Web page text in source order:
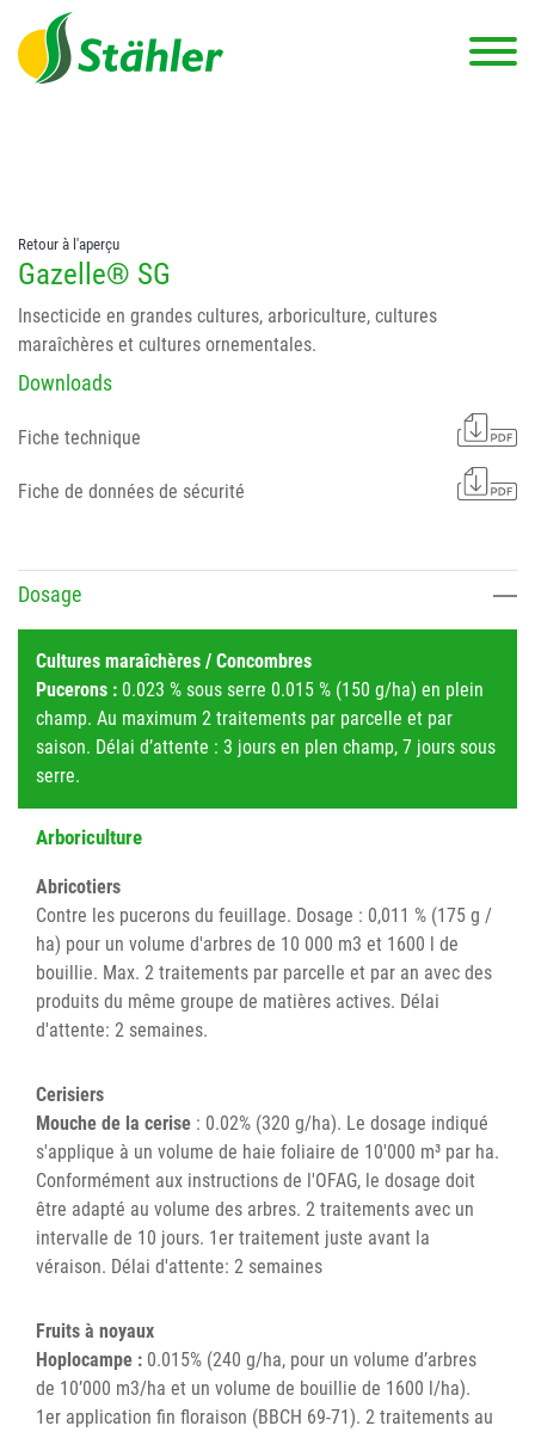
string(78) "Test 12 {FONT:12} // Dosierungen: test 123 dfasdf
asdfW134 245 34" string(62) "Test 12 {FONT:12} Dosierungen: test
123 dfasdf asdfW134 245 34"
Retour à l'aperçu
Gazelle® SG
Insecticide en grandes cultures, arboriculture, cultures
maraîchères et cultures ornementales.
Downloads
Fiche technique
Fiche de données de sécurité
Dosage
Cultures maraîchères / Concombres
Pucerons : 0.023 % sous serre 0.015 % (150 g/ha) en plein
champ. Au maximum 2 traitements par parcelle et par
saison. Délai d’attente : 3 jours en plen champ, 7 jours sous
serre.
Arboriculture
Abricotiers
Contre les pucerons du feuillage. Dosage : 0,011 % (175 g /
ha) pour un volume d'arbres de 10 000 m3 et 1600 l de
bouillie. Max. 2 traitements par parcelle et par an avec des
produits du même groupe de matières actives. Délai
d'attente: 2 semaines.
Cerisiers
Mouche de la cerise : 0.02% (320 g/ha). Le dosage indiqué
s'applique à un volume de haie foliaire de 10'000 m³ par ha.
Conformément aux instructions de l'OFAG, le dosage doit
être adapté au volume des arbres. 2 traitements avec un
intervalle de 10 jours. 1er traitement juste avant la
véraison. Délai d'attente: 2 semaines
Fruits à noyaux
Hoplocampe : 0.015% (240 g/ha, pour un volume d’arbres
de 10’000 m3/ha et un volume de bouillie de 1600 l/ha).
1er application fin floraison (BBCH 69-71). 2 traitements au